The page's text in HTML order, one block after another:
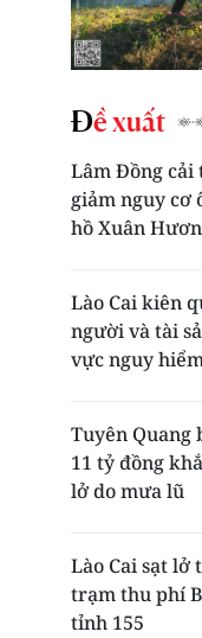
Đề xuất
Lâm Đồng cải
giảm nguy cơ
hồ Xuân
Lào Cai kiên
người và tài
vực nguy
Tuyên Quang
11 tỷ đồng
lở do mưa lũ
Lào Cai sạt lở
trạm thu phí
tỉnh 155